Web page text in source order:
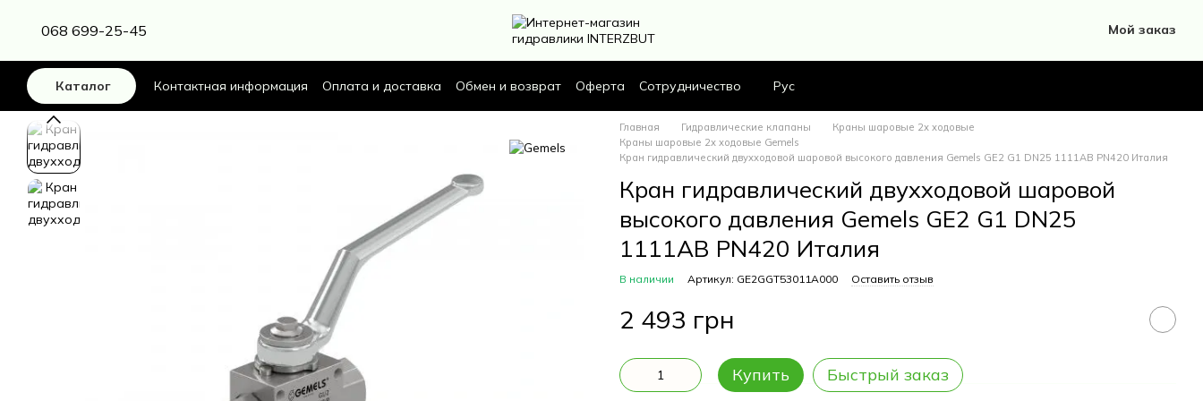
068 699-25-45 Мой заказ
Каталог Контактная информация Оплата и доставка Обмен и возврат Оферта Сотрудничество Рус
Главная Гидравлические клапаны
Краны шаровые 2х ходовые
Краны шаровые 2х ходовые Gemels
Кран гидравлический двухходовой шаровой высокого давления Gemels GE2 G1 DN25 1111AB PN420 Италия
Кран гидравлический двухходовой шаровой
высокого давления Gemels GE2 G1 DN25
1111AB PN420 Италия
В наличии Артикул: GE2GGT53011A000 Оставить отзыв
2 493 грн
Купить Быстрый заказ